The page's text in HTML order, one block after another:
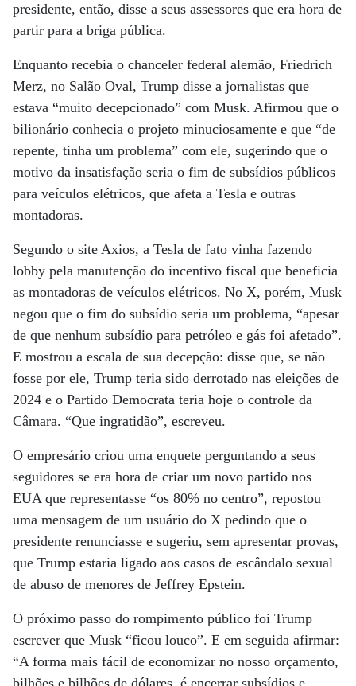
presidente, então, disse a seus assessores que era hora de
partir para a briga pública.
Enquanto recebia o chanceler federal alemão, Friedrich
Merz, no Salão Oval, Trump disse a jornalistas que
estava “muito decepcionado” com Musk. Afirmou que o
bilionário conhecia o projeto minuciosamente e que “de
repente, tinha um problema” com ele, sugerindo que o
motivo da insatisfação seria o fim de subsídios públicos
para veículos elétricos, que afeta a Tesla e outras
montadoras.
Segundo o site Axios, a Tesla de fato vinha fazendo
lobby pela manutenção do incentivo fiscal que beneficia
as montadoras de veículos elétricos. No X, porém, Musk
negou que o fim do subsídio seria um problema, “apesar
de que nenhum subsídio para petróleo e gás foi afetado”.
E mostrou a escala de sua decepção: disse que, se não
fosse por ele, Trump teria sido derrotado nas eleições de
2024 e o Partido Democrata teria hoje o controle da
Câmara. “Que ingratidão”, escreveu.
O empresário criou uma enquete perguntando a seus
seguidores se era hora de criar um novo partido nos
EUA que representasse “os 80% no centro”, repostou
uma mensagem de um usuário do X pedindo que o
presidente renunciasse e sugeriu, sem apresentar provas,
que Trump estaria ligado aos casos de escândalo sexual
de abuso de menores de Jeffrey Epstein.
O próximo passo do rompimento público foi Trump
escrever que Musk “ficou louco”. E em seguida afirmar:
“A forma mais fácil de economizar no nosso orçamento,
bilhões e bilhões de dólares, é encerrar subsídios e